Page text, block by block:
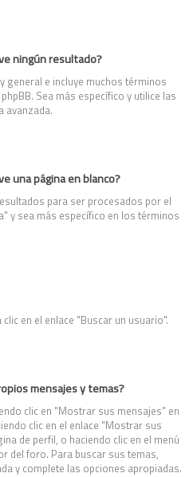
ningún resultado?
general e incluye muchos términos
Sea más específico y utilice las
avanzada.
una página en blanco?
para ser procesados por el
y sea más específico en los términos
en el enlace "Buscar un usuario".
mensajes y temas?
clic en "Mostrar sus mensajes" en
clic en el enlace "Mostrar sus
de perfil, o haciendo clic en el menú
del foro. Para buscar sus temas,
y complete las opciones apropiadas.